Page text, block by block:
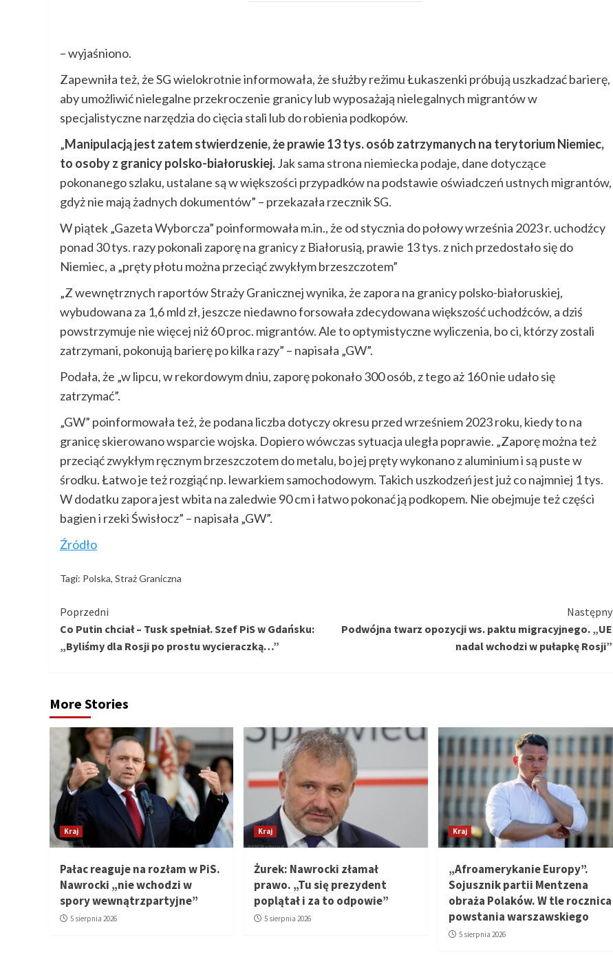
– wyjaśniono.
Zapewniła też, że SG wielokrotnie informowała, że służby reżimu Łukaszenki próbują uszkadzać barierę,
aby umożliwić nielegalne przekroczenie granicy lub wyposażają nielegalnych migrantów w
specjalistyczne narzędzia do cięcia stali lub do robienia podkopów.
„Manipulacją jest zatem stwierdzenie, że prawie 13 tys. osób zatrzymanych na terytorium Niemiec,
to osoby z granicy polsko-białoruskiej.Jak sama strona niemiecka podaje, dane dotyczące
pokonanego szlaku, ustalane są w większości przypadków na podstawie oświadczeń ustnych migrantów,
gdyż nie mają żadnych dokumentów” – przekazała rzecznik SG.
W piątek „Gazeta Wyborcza” poinformowała m.in., że od stycznia do połowy września 2023 r. uchodźcy
ponad 30 tys. razy pokonali zaporę na granicy z Białorusią, prawie 13 tys. z nich przedostało się do
Niemiec, a „pręty płotu można przeciąć zwykłym brzeszczotem”
„Z wewnętrznych raportów Straży Granicznej wynika, że zapora na granicy polsko-białoruskiej,
wybudowana za 1,6 mld zł, jeszcze niedawno forsowała zdecydowana większość uchodźców, a dziś
powstrzymuje nie więcej niż 60 proc. migrantów. Ale to optymistyczne wyliczenia, bo ci, którzy zostali
zatrzymani, pokonują barierę po kilka razy” – napisała „GW”.
Podała, że „w lipcu, w rekordowym dniu, zaporę pokonało 300 osób, z tego aż 160 nie udało się
zatrzymać”.
„GW” poinformowała też, że podana liczba dotyczy okresu przed wrześniem 2023 roku, kiedy to na
granicę skierowano wsparcie wojska. Dopiero wówczas sytuacja uległa poprawie. „Zaporę można też
przeciąć zwykłym ręcznym brzeszczotem do metalu, bo jej pręty wykonano z aluminium i są puste w
środku. Łatwo je też rozgiąć np. lewarkiem samochodowym. Takich uszkodzeń jest już co najmniej 1 tys.
W dodatku zapora jest wbita na zaledwie 90 cm i łatwo pokonać ją podkopem. Nie obejmuje też części
bagien i rzeki Świsłocz” – napisała „GW”.
Źródło
Tagi: Polska, Straż Graniczna
Kontynuuj
czytanie
Poprzedni
Co Putin chciał – Tusk spełniał. Szef PiS w Gdańsku:
„Byliśmy dla Rosji po prostu wycieraczką…”
Następny
Podwójna twarz opozycji ws. paktu migracyjnego. „UE
nadal wchodzi w pułapkę Rosji”
More Stories
Kraj
Pałac reaguje na rozłam w PiS.
Nawrocki „nie wchodzi w
spory wewnątrzpartyjne”
5 sierpnia 2026
Kraj
Żurek: Nawrocki złamał
prawo. „Tu się prezydent
poplątał i za to odpowie”
5 sierpnia 2026
Kraj
„Afroamerykanie Europy”.
Sojusznik partii Mentzena
obraża Polaków. W tle rocznica
powstania warszawskiego
5 sierpnia 2026